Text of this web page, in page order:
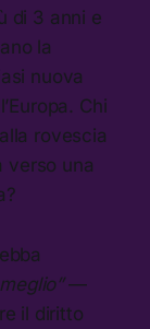
di 3 anni e
la
nuova
Chi
rovescia
verso una
—
il diritto